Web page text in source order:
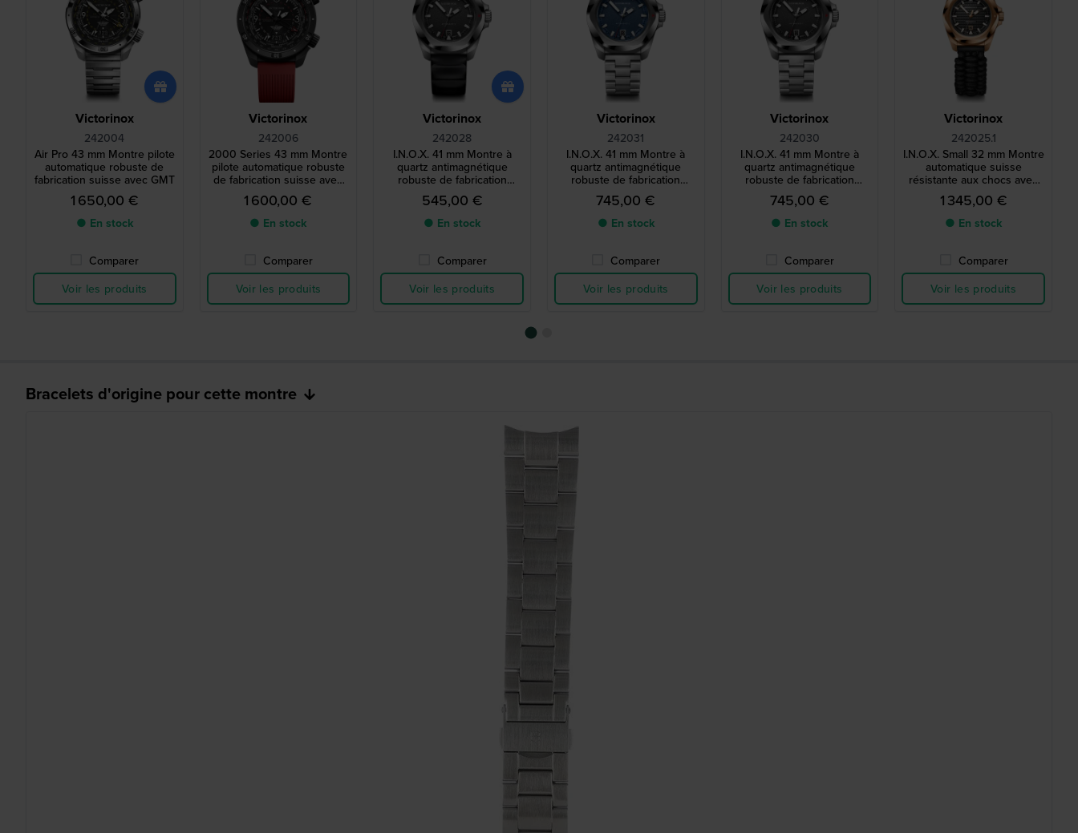
Victorinox
242004
Air Pro 43 mm Montre pilote
automatique robuste de
fabrication suisse avec GMT
1 650,00 €
● En stock
Comparer
Voir les produits
Victorinox
242006
2000 Series 43 mm Montre
pilote automatique robuste
de fabrication suisse avec
GMT
1 600,00 €
● En stock
Comparer
Voir les produits
Victorinox
242028
I.N.O.X. 41 mm Montre à
quartz antimagnétique
robuste de fabrication
suisse
545,00 €
● En stock
Comparer
Voir les produits
Victorinox
242031
I.N.O.X. 41 mm Montre à
quartz antimagnétique
robuste de fabrication
suisse
745,00 €
● En stock
Comparer
Voir les produits
Victorinox
242030
I.N.O.X. 41 mm Montre à
quartz antimagnétique
robuste de fabrication
suisse
745,00 €
● En stock
Comparer
Voir les produits
Victorinox
242025.1
I.N.O.X. Small 32 mm Montre
automatique suisse
résistante aux chocs avec
bracelet supplémentaire et
pochette pour accessoires
1 345,00 €
● En stock
Comparer
Voir les produits
Bracelets d'origine pour cette montre